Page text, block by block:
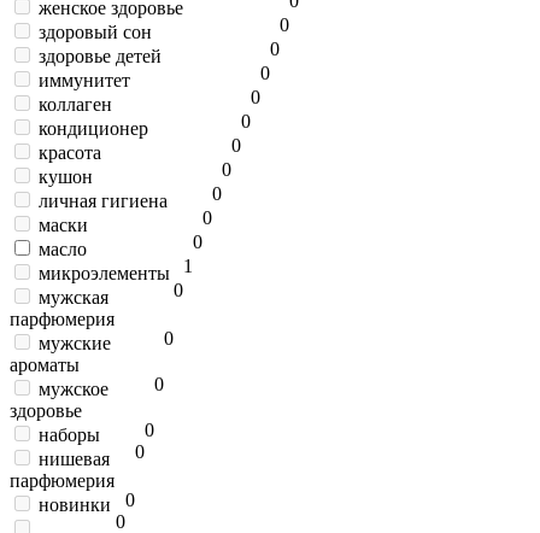
женское здоровье
0
здоровый сон
0
здоровье детей
0
иммунитет
0
коллаген
0
кондиционер
0
красота
0
кушон
0
личная гигиена
0
маски
0
масло
1
микроэлементы
0
мужская
парфюмерия
0
мужские
ароматы
0
мужское
здоровье
0
наборы
0
нишевая
парфюмерия
0
новинки
0